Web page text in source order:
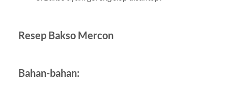
Resep Bakso Mercon
Bahan-bahan: